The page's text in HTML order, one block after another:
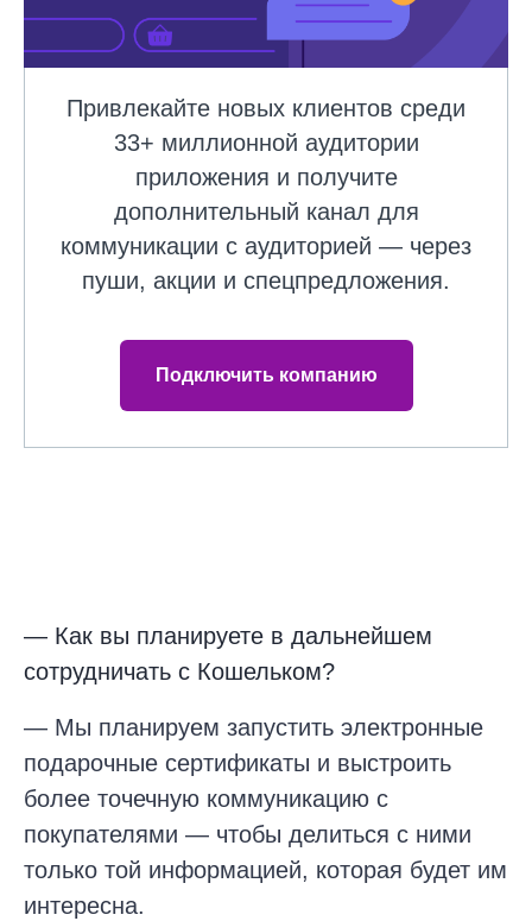
Привлекайте новых клиентов среди
33+ миллионной аудитории
приложения и получите
дополнительный канал для
коммуникации с аудиторией — через
пуши, акции и спецпредложения.
Подключить компанию
— Как вы планируете в дальнейшем
сотрудничать с Кошельком?
— Мы планируем запустить электронные
подарочные сертификаты и выстроить
более точечную коммуникацию с
покупателями — чтобы делиться с ними
только той информацией, которая будет им
интересна.